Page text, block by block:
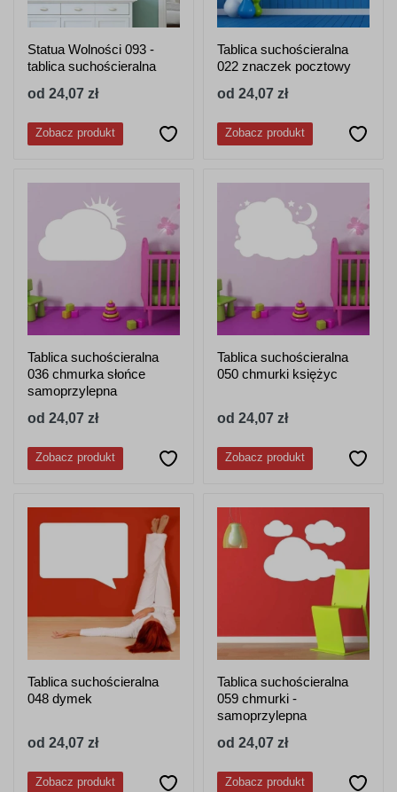
Statua Wolności 093 -
tablica suchościeralna
od 24,07 zł
Zobacz produkt
Tablica suchościeralna
022 znaczek pocztowy
od 24,07 zł
Zobacz produkt
Tablica suchościeralna
036 chmurka słońce
samoprzylepna
od 24,07 zł
Zobacz produkt
Tablica suchościeralna
050 chmurki księżyc
od 24,07 zł
Zobacz produkt
Tablica suchościeralna
048 dymek
od 24,07 zł
Zobacz produkt
Tablica suchościeralna
059 chmurki -
samoprzylepna
od 24,07 zł
Zobacz produkt